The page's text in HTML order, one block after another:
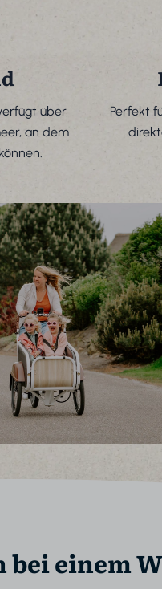
über
an dem
Perfekt
bei einem